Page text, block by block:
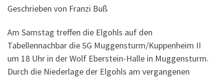
Geschrieben von Franzi Buß
Am Samstag treffen die Elgohls auf den
Tabellennachbar die SG Muggensturm/Kuppenheim II
um 18 Uhr in der Wolf Eberstein-Halle in Muggensturm.
Durch die Niederlage der Elgohls am vergangenen